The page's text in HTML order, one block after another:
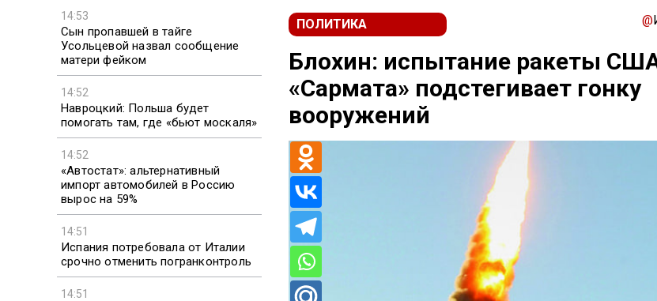
14:53
Сын пропавшей в тайге
Усольцевой назвал сообщение
матери фейком
14:52
Навроцкий: Польша будет
помогать там, где «бьют москаля»
14:52
«Автостат»: альтернативный
импорт автомобилей в Россию
вырос на 59%
14:51
Испания потребовала от Италии
срочно отменить погранконтроль
14:51
ПОЛИТИКА @
Блохин: испытание ракеты
«Сармата» подстегивает гонку
вооружений